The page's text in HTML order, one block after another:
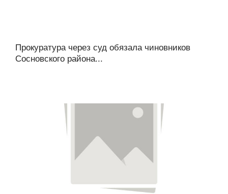
Прокуратура через суд обязала чиновников
Сосновского района...